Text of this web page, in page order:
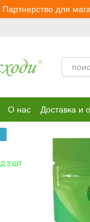
Партнерство для
О нас Доставка и
3 ШТ